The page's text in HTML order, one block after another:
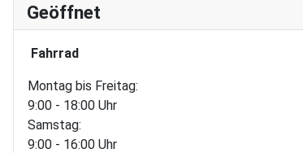
Geöffnet
Fahrrad
Montag bis Freitag:
9:00 - 18:00 Uhr
Samstag:
9:00 - 16:00 Uhr